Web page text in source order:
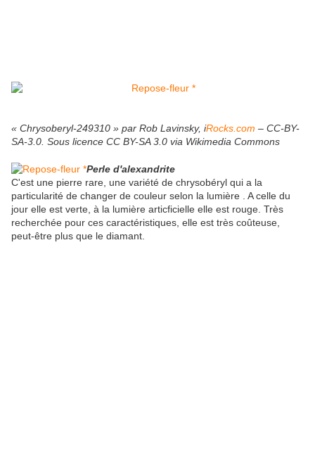
« Chrysoberyl-249310 » par Rob Lavinsky, iRocks.com – CC-BY-
SA-3.0. Sous licence CC BY-SA 3.0 via Wikimedia Commons
Perle d'alexandrite
C'est une pierre rare, une variété de chrysobéryl qui a la
particularité de changer de couleur selon la lumière . A celle du
jour elle est verte, à la lumière articficielle elle est rouge. Très
recherchée pour ces caractéristiques, elle est très coûteuse,
peut-être plus que le diamant.